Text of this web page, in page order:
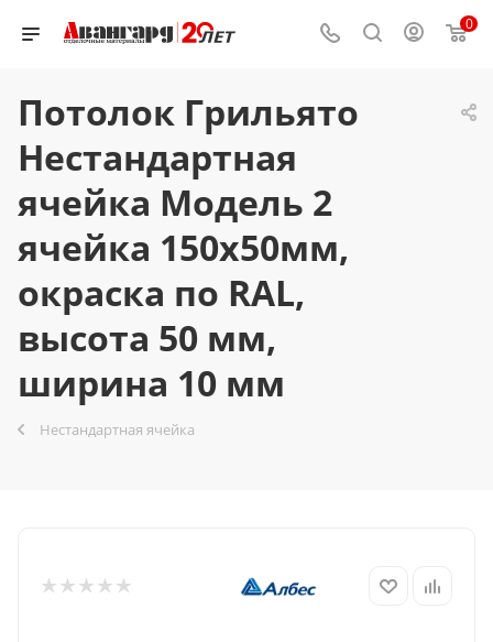
0
Потолок Грильято
Нестандартная
ячейка Модель 2
ячейка 150х50мм,
окраска по RAL,
высота 50 мм,
ширина 10 мм
Нестандартная ячейка